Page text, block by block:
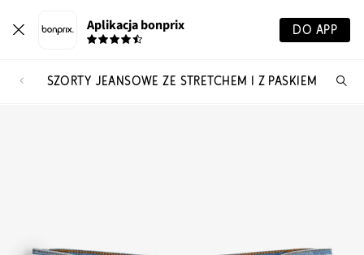
Aplikacja bonprix DO APP
SZORTY JEANSOWE ZE STRETCHEM I Z PASKIEM